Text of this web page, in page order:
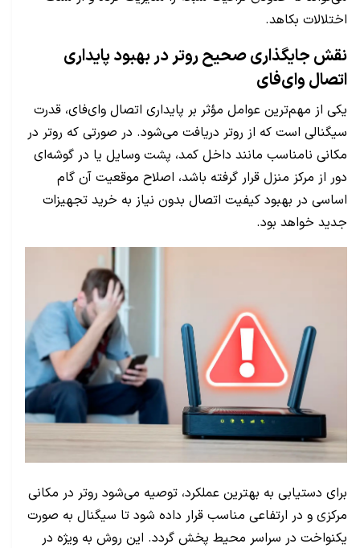
اختلالات بکاهد.
نقش جایگذاری صحیح روتر در بهبود پایداری
اتصال وای‌فای
یکی از مهم‌ترین عوامل مؤثر بر پایداری اتصال وای‌فای، قدرت
سیگنالی است که از روتر دریافت می‌شود. در صورتی که روتر در
مکانی نامناسب مانند داخل کمد، پشت وسایل یا در گوشه‌ای
دور از مرکز منزل قرار گرفته باشد، اصلاح موقعیت آن گام
اساسی در بهبود کیفیت اتصال بدون نیاز به خرید تجهیزات
جدید خواهد بود.
برای دستیابی به بهترین عملکرد، توصیه می‌شود روتر در مکانی
مرکزی و در ارتفاعی مناسب قرار داده شود تا سیگنال به صورت
یکنواخت در سراسر محیط پخش گردد. این روش به ویژه در